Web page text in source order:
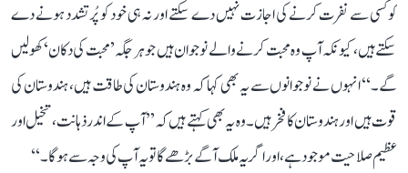
کو کسی سے نفرت کرنے کی اجازت نہیں دے سکتے اور نہ ہی خود کو پُرتشدد ہونے دے
سکتے ہیں، کیونکہ آپ وہ محبت کرنے والے نوجوان ہیں جو ہر جگہ ’محبت کی دکان‘ کھولیں
گے۔‘‘ انہوں نے نوجوانوں سے یہ بھی کہا کہ وہ ہندوستان کی طاقت ہیں، ہندوستان کی
قوت ہیں اور ہندوستان کا فخر ہیں۔ وہ یہ بھی کہتے ہیں کہ ’’آپ کے اندر ذہانت، تخیل اور
عظیم صلاحیت موجود ہے، اور اگر یہ ملک آگے بڑھے گا تو یہ آپ کی وجہ سے ہوگا۔‘‘